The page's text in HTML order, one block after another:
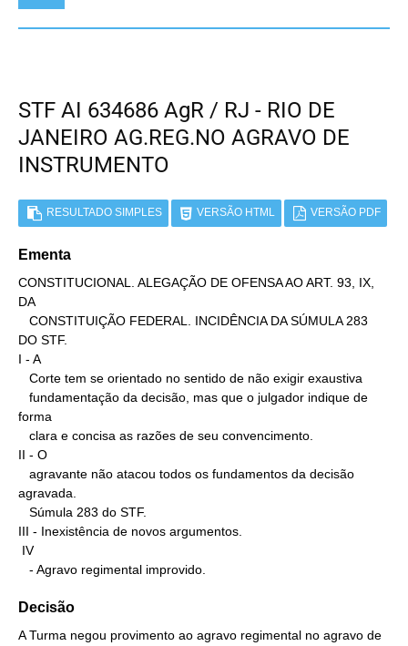
STF AI 634686 AgR / RJ - RIO DE
JANEIRO AG.REG.NO AGRAVO DE
INSTRUMENTO
RESULTADO SIMPLES VERSÃO HTML VERSÃO PDF
Ementa
CONSTITUCIONAL. ALEGAÇÃO DE OFENSA AO ART. 93, IX,
DA
DO STF.
I - A
forma
II - O
agravada.
III - Inexistência de novos argumentos.
   - Agravo regimental improvido.
Decisão
A Turma negou provimento ao agravo regimental no agravo de